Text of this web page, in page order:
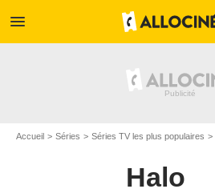
menu
Accueil Séries Séries TV les plus populaires
Halo